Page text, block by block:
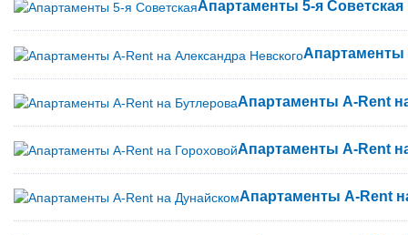
Апартаменты 5-я Советская
Апартаменты
Апартаменты A-Rent
Апартаменты A-Rent
Апартаменты A-Rent